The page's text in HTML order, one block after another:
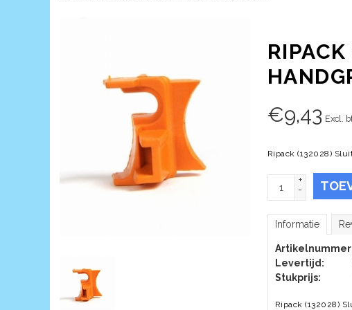
€9,43 Excl.
Ripack (132028)
+
-
Informatie
Levertijd:
Stukprijs:
Ripack (132028)